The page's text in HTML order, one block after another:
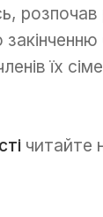
їх
читайте